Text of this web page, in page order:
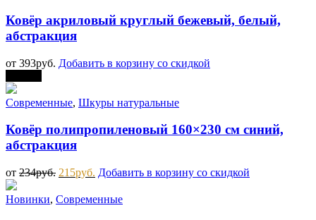
Ковёр акриловый круглый бежевый, белый,
абстракция
от 393руб. Добавить в корзину со скидкой
Современные, Шкуры натуральные
Ковёр полипропиленовый 160×230 см синий,
абстракция
от 234руб. 215руб. Добавить в корзину со скидкой
Новинки, Современные